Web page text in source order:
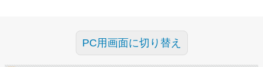
PC用画面に切り替え